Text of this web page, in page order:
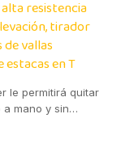
resistencia
tirador
vallas
estacas en T
le permitirá quitar
mano y sin